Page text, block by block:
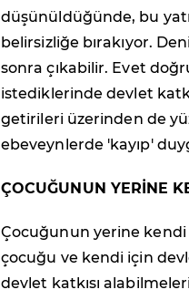
düşünüldüğünde, bu
belirsizliğe bırakıyor.
sonra çıkabilir. Evet
istediklerinde devlet
getirileri üzerinden de
ebeveynlerde 'kayıp'
ÇOCUĞUNUN YERİNE
Çocuğunun yerine kendi
çocuğu ve kendi için
devlet katkısı